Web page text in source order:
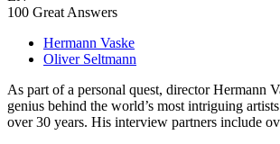
100 Great Answers
Hermann Vaske
Oliver Seltmann
As part of a personal quest, director Hermann
genius behind the world’s most intriguing
over 30 years. His interview partners include